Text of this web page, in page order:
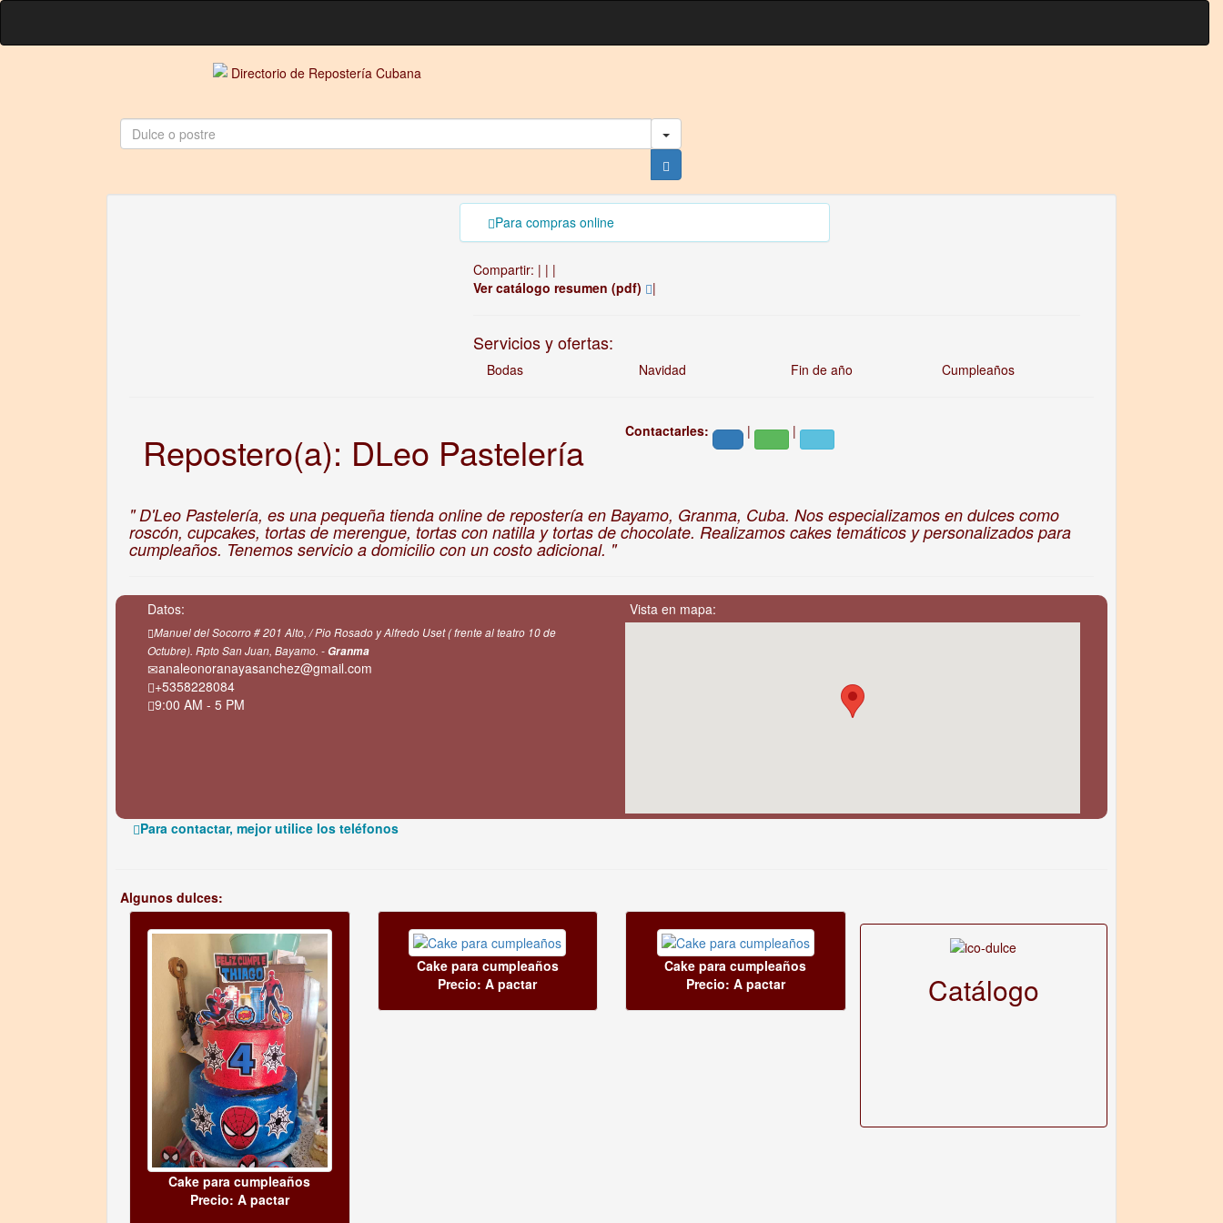
Directorio de Repostería Cubana
Para compras online
Compartir: | | |
Ver catálogo resumen (pdf)
|
Servicios y ofertas:
Bodas Navidad Fin de año Cumpleaños
Repostero(a): DLeo Pastelería Contactarles: | |
" D'Leo Pastelería, es una pequeña tienda online de repostería en Bayamo, Granma, Cuba. Nos especializamos en dulces como
roscón, cupcakes, tortas de merengue, tortas con natilla y tortas de chocolate. Realizamos cakes temáticos y personalizados para
cumpleaños. Tenemos servicio a domicilio con un costo adicional. "
Datos:
Manuel del Socorro # 201 Alto, / Pio Rosado y Alfredo Uset ( frente al teatro 10 de
Octubre). Rpto San Juan, Bayamo. -Granma
analeonoranayasanchez@gmail.com
+5358228084
9:00 AM - 5 PM
Vista en mapa:
Para contactar, mejor utilice los teléfonos
Algunos dulces:
Cake para cumpleaños
Precio: A pactar
Cake para cumpleaños
Precio: A pactar
Cake para cumpleaños
Precio: A pactar
Catálogo